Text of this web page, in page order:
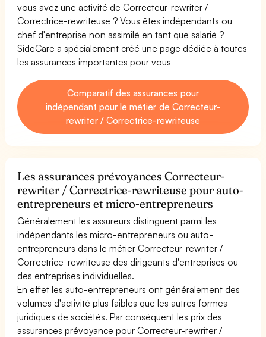
vous avez une activité de Correcteur-rewriter /
Correctrice-rewriteuse ? Vous êtes indépendants ou
chef d'entreprise non assimilé en tant que salarié ?
SideCare a spécialement créé une page dédiée à toutes
les assurances importantes pour vous
Comparatif des assurances pour
indépendant pour le métier de Correcteur-
rewriter / Correctrice-rewriteuse
Les assurances prévoyances Correcteur-
rewriter / Correctrice-rewriteuse pour auto-
entrepreneurs et micro-entrepreneurs
Généralement les assureurs distinguent parmi les
indépendants les micro-entrepreneurs ou auto-
entrepreneurs dans le métier Correcteur-rewriter /
Correctrice-rewriteuse des dirigeants d'entreprises ou
des entreprises individuelles.
En effet les auto-entrepreneurs ont généralement des
volumes d'activité plus faibles que les autres formes
juridiques de sociétés. Par conséquent les prix des
assurances prévoyance pour Correcteur-rewriter /